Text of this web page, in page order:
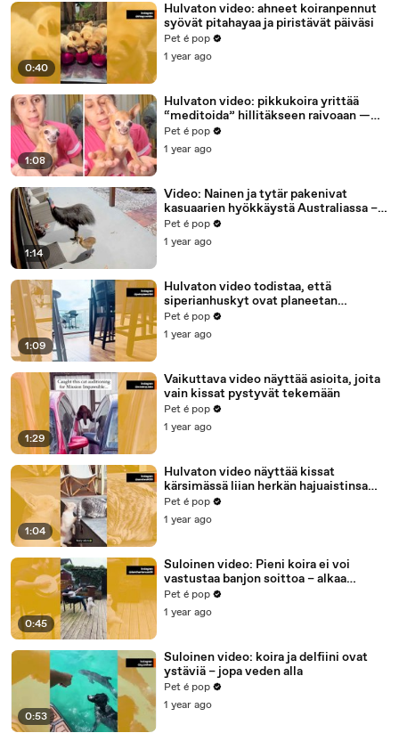
0:40
Hulvaton video: ahneet koiranpennut
syövät pitahayaa ja piristävät päiväsi
Pet é pop
1 year ago
1:08
Hulvaton video: pikkukoira yrittää
“meditoida” hillitäkseen raivoaan —
lopputulos on pelkkää komediaa
Pet é pop
1 year ago
1:14
Video: Nainen ja tytär pakenivat
kasuaarien hyökkäystä Australiassa –
hallitus julkaisi varoituksen
Pet é pop
1 year ago
1:09
Hulvaton video todistaa, että
siperianhuskyt ovat planeetan
äänekkäimmät koirat
Pet é pop
1 year ago
1:29
Vaikuttava video näyttää asioita, joita
vain kissat pystyvät tekemään
Pet é pop
1 year ago
1:04
Hulvaton video näyttää kissat
kärsimässä liian herkän hajuaistinsa
takia
Pet é pop
1 year ago
0:45
Suloinen video: Pieni koira ei voi
vastustaa banjon soittoa – alkaa
tanssia
Pet é pop
1 year ago
0:53
Suloinen video: koira ja delfiini ovat
ystäviä – jopa veden alla
Pet é pop
1 year ago